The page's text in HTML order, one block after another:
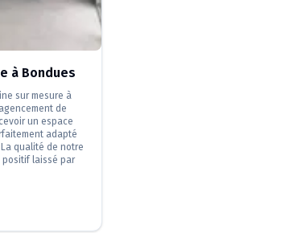
à Bondues
sur mesure à
de
un espace
adapté
qualité de notre
laissé par